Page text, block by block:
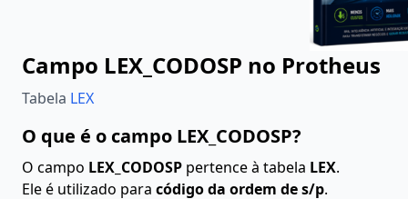
Campo LEX_CODOSP no Protheus
Tabela LEX
O que é o campo LEX_CODOSP?
O campo LEX_CODOSP pertence à tabela LEX.
Ele é utilizado para código da ordem de s/p.